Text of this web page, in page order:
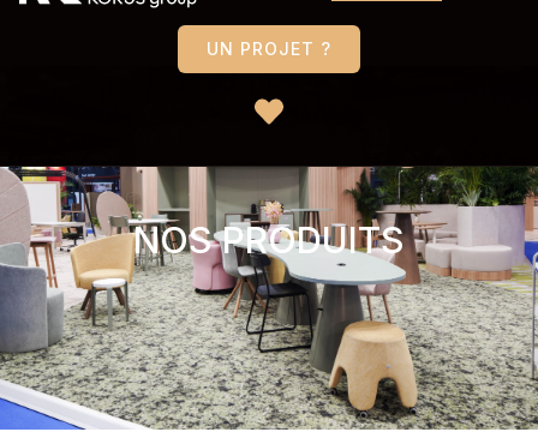
UN PROJET ?
NOS PRODUITS